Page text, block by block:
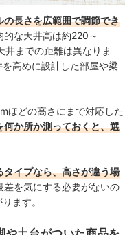
長さを広範囲で調節でき
的な天井高は約220～
までの距離は異なりま
高めに設計した部屋や梁
ほどの高さにまで対応した
か所か測っておくと、選
イプなら、高さが違う場
差を気にする必要がないの
ます。